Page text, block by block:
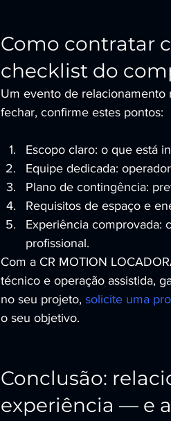
Como contratar
checklist do
Um evento de relacionamento
fechar, confirme estes pontos:
Escopo claro: o que está
Equipe dedicada:
Plano de contingência:
Requisitos de espaço e
Experiência comprovada:
profissional.
Com a CR MOTION
técnico e operação assistida,
no seu projeto, solicite uma
o seu objetivo.
Conclusão:
experiência — e